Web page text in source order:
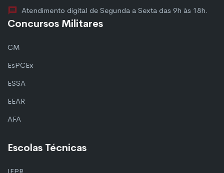
Atendimento digital de Segunda a Sexta das 9h às 18h.
Concursos Militares
CM
EsPCEx
ESSA
EEAR
AFA
Escolas Técnicas